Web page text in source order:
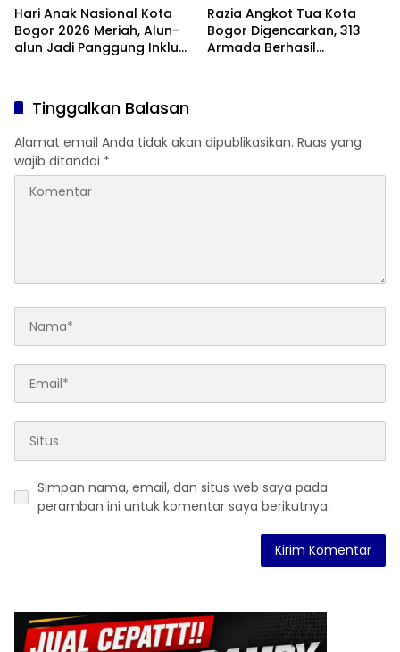
Hari Anak Nasional Kota
Bogor 2026 Meriah, Alun-
alun Jadi Panggung Inklusi
Razia Angkot Tua Kota
Bogor Digencarkan, 313
Armada Berhasil
Tinggalkan Balasan
Alamat email Anda tidak akan dipublikasikan. Ruas yang
wajib ditandai *
Simpan nama, email, dan situs web saya pada
peramban ini untuk komentar saya berikutnya.